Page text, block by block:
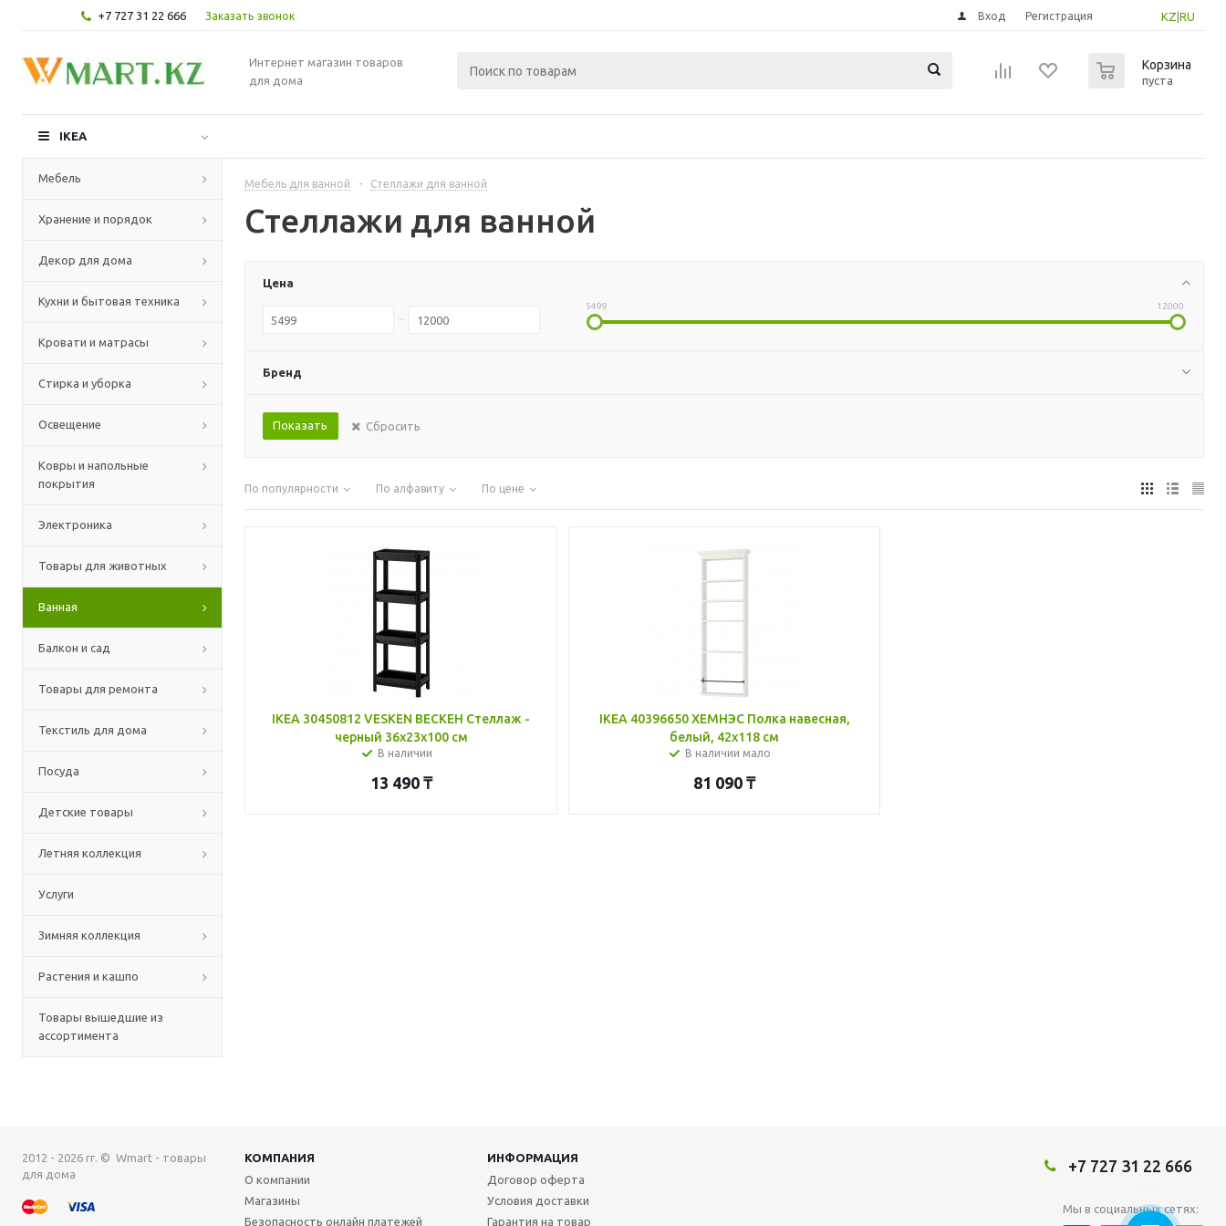
+7 727 31 22 666 Заказать звонок KZ RU
Вход Регистрация
Интернет магазин товаров
для дома
Корзина
пуста
IKEA
Мебель
Хранение и порядок
Декор для дома
Кухни и бытовая техника
Кровати и матрасы
Стирка и уборка
Освещение
Ковры и напольные
покрытия
Электроника
Товары для животных
Ванная
Балкон и сад
Товары для ремонта
Текстиль для дома
Посуда
Детские товары
Летняя коллекция
Услуги
Зимняя коллекция
Растения и кашпо
Товары вышедшие из
ассортимента
Мебель для ванной - Стеллажи для ванной
Стеллажи для ванной
Цена
5499 12000
Бренд
Сбросить
По популярности По алфавиту По цене
IKEA 30450812 VESKEN ВЕСКЕН Стеллаж -
черный 36x23x100 см
В наличии
13 490₸
IKEA 40396650 ХЕМНЭС Полка навесная,
белый, 42x118 см
В наличии мало
81 090 ₸
2012 - 2026 гг. © Wmart - товары
для дома
КОМПАНИЯ
ИНФОРМАЦИЯ
О компании
Магазины
Безопасность онлайн платежей
Договор оферта
Условия доставки
Гарантия на товар
+7 727 31 22 666
Мы в социальных сетях: